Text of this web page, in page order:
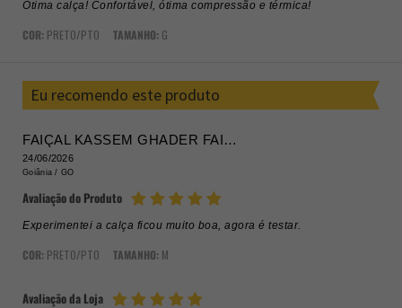
Ótima calça! Confortável, ótima compressão e térmica!
COR: PRETO/PTO TAMANHO: G
Eu recomendo este produto
FAIÇAL KASSEM GHADER FAIÇAL
24/06/2026
Goiânia / GO
Avaliação do Produto
Experimentei a calça ficou muito boa, agora é testar.
COR: PRETO/PTO TAMANHO: M
Avaliação da Loja